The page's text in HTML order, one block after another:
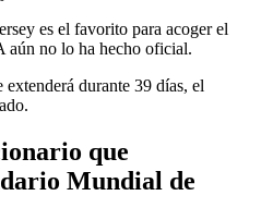
es el favorito para acoger el
aún no lo ha hecho oficial.
durante 39 días, el
que
Mundial de